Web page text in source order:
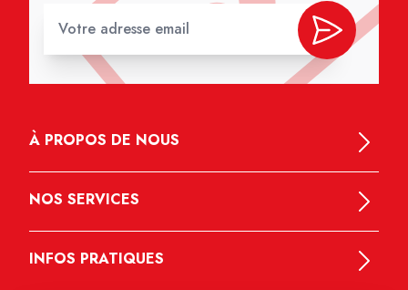
À PROPOS DE NOUS
NOS SERVICES
INFOS PRATIQUES